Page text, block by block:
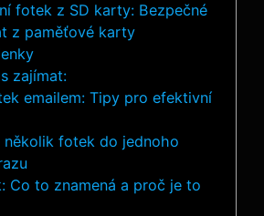
fotek​ z SD karty: Bezpečné
z paměťové karty
zajímat:
emailem: Tipy pro efektivní
několik fotek do jednoho
Co to znamená a proč je to